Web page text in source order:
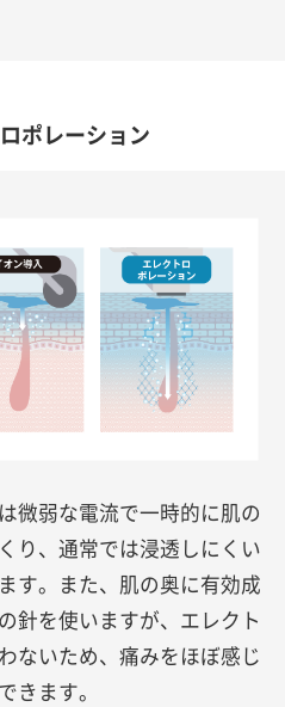
ポレーション
微弱な電流で一時的に肌の
り、通常では浸透しにくい
す。また、肌の奥に有効成
針を使いますが、エレクト
ないため、痛みをほぼ感じ
きます。